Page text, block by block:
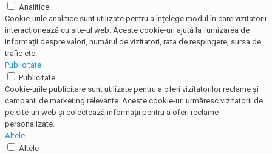
Analitice
Cookie-urile analitice sunt utilizate pentru a înțelege modul în care vizitatorii
interacționează cu site-ul web. Aceste cookie-uri ajută la furnizarea de
informații despre valori, numărul de vizitatori, rata de respingere, sursa de
trafic etc.
Publicitate
Publicitate
Cookie-urile publicitare sunt utilizate pentru a oferi vizitatorilor reclame și
campanii de marketing relevante. Aceste cookie-uri urmăresc vizitatorii de
pe site-uri web și colectează informații pentru a oferi reclame
personalizate.
Altele
Altele